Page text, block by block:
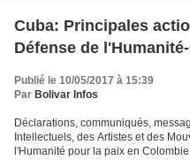
Cuba: Principales
Défense de
Publié le 10/05/2017 à 15:39
Par Bolivar Infos
Déclarations, communiqués,
Intellectuels, des Artistes et des
l'Humanité pour la paix en